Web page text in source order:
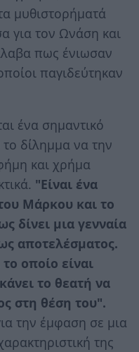
μυθιστορήματά
για τον Ωνάση και
πως ένιωσαν
παγιδεύτηκαν
ένα σημαντικό
δίλημμα να την
και χρήμα
"Είναι ένα
Μάρκου και το
δίνει μια γενναία
αποτελέσματος.
οποίο είναι
το θεατή να
στη θέση του".
την έμφαση σε μια
της